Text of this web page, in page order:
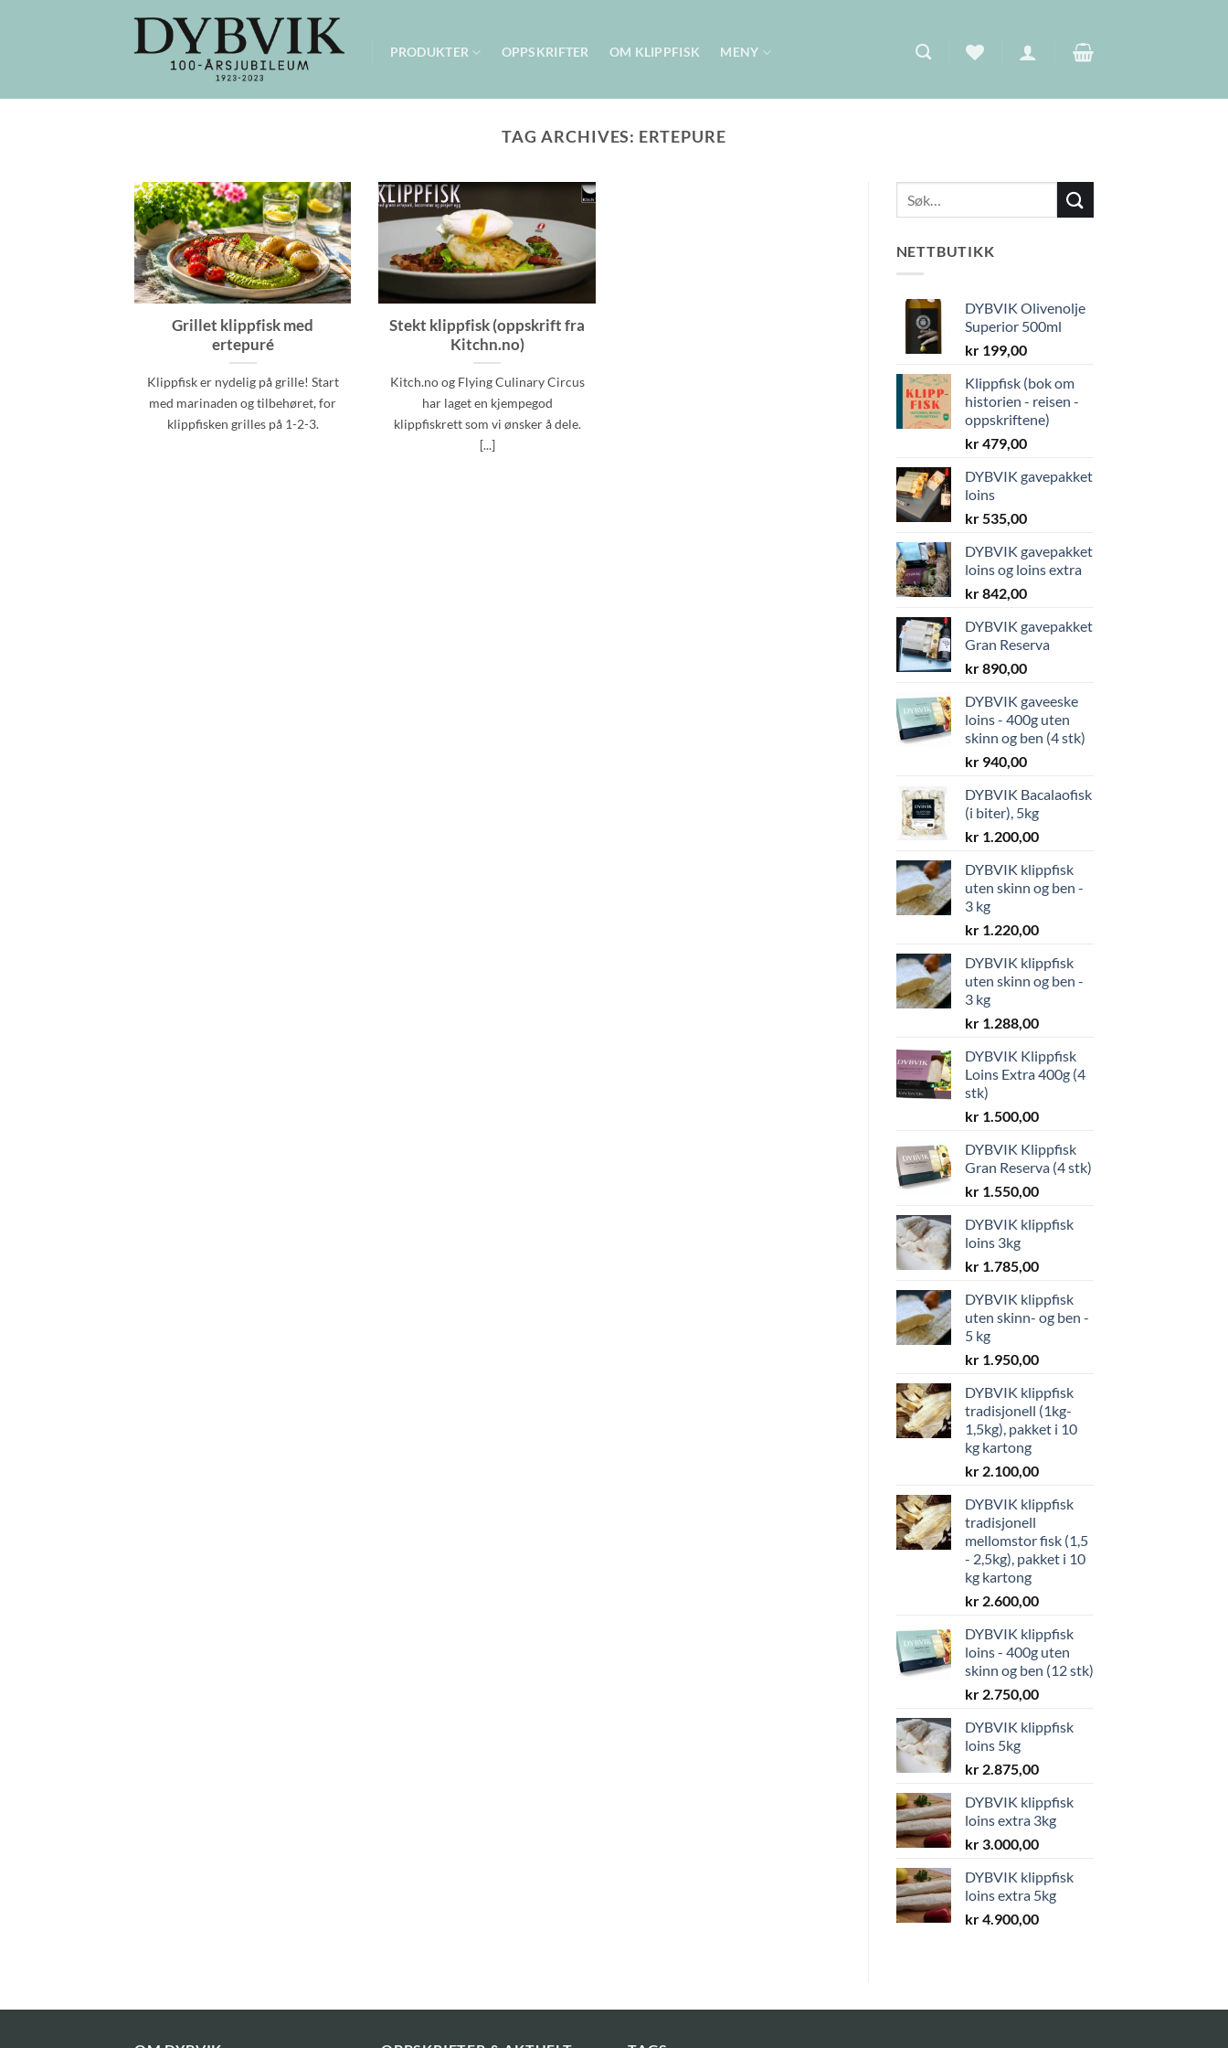
PRODUKTER OPPSKRIFTER OM KLIPPFISK MENY
TAG ARCHIVES: ERTEPURE
Grillet klippfisk med
ertepuré
Klippfisk er nydelig på grille! Start
med marinaden og tilbehøret, for
klippfisken grilles på 1-2-3.
Stekt klippfisk (oppskrift fra
Kitchn.no)
Kitch.no og Flying Culinary Circus
har laget en kjempegod
klippfiskrett som vi ønsker å dele.
[...]
NETTBUTIKK
DYBVIK Olivenolje
Superior 500ml
kr199,00
Klippfisk (bok om
historien - reisen -
oppskriftene)
kr479,00
DYBVIK gavepakket
loins
kr535,00
DYBVIK gavepakket
loins og loins extra
kr842,00
DYBVIK gavepakket
Gran Reserva
kr890,00
DYBVIK gaveeske
loins - 400g uten
skinn og ben (4 stk)
kr940,00
DYBVIK Bacalaofisk
(i biter), 5kg
kr1.200,00
DYBVIK klippfisk
uten skinn og ben -
3 kg
kr1.220,00
DYBVIK klippfisk
uten skinn og ben -
3 kg
kr1.288,00
DYBVIK Klippfisk
Loins Extra 400g (4
stk)
kr1.500,00
DYBVIK Klippfisk
Gran Reserva (4 stk)
kr1.550,00
DYBVIK klippfisk
loins 3kg
kr1.785,00
DYBVIK klippfisk
uten skinn- og ben -
5 kg
kr1.950,00
DYBVIK klippfisk
tradisjonell (1kg-
1,5kg), pakket i 10
kg kartong
kr2.100,00
DYBVIK klippfisk
tradisjonell
mellomstor fisk (1,5
- 2,5kg), pakket i 10
kg kartong
kr2.600,00
DYBVIK klippfisk
loins - 400g uten
skinn og ben (12 stk)
kr2.750,00
DYBVIK klippfisk
loins 5kg
kr2.875,00
DYBVIK klippfisk
loins extra 3kg
kr3.000,00
DYBVIK klippfisk
loins extra 5kg
kr4.900,00